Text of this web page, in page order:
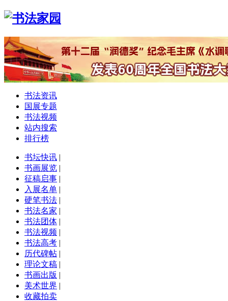
书法资讯
国展专题
书法视频
站内搜索
排行榜
书坛快讯 |
书画展览 |
征稿启事 |
入展名单 |
硬笔书法 |
书法名家 |
书法团体 |
书法视频 |
书法高考 |
历代碑帖 |
理论文稿 |
书画出版 |
美术世界 |
收藏拍卖